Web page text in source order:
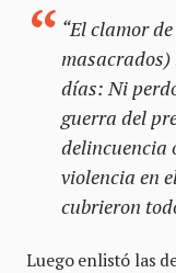
“El clamor
masacrados)
días: Ni
guerra del
delincuencia
violencia en
cubrieron
Luego enlistó las